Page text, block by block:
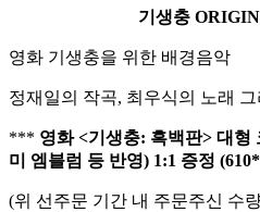
기생충
영화 기생충을 위한 배경음악
정재일의 작곡, 최우식의 노래
*** 영화<기생충: 흑백판> 대형
미 엠블럼 등 반영) 1:1 증정
(위 선주문 기간 내 주문주신 수